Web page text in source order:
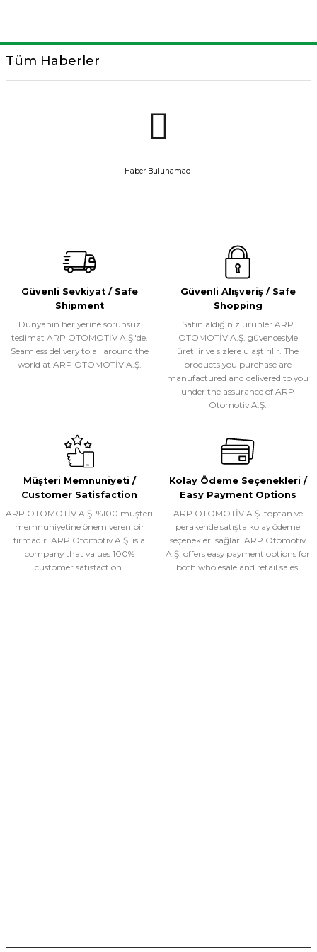
Tüm Haberler
Haber Bulunamadı
Güvenli Sevkiyat / Safe
Shipment
Dünyanın her yerine sorunsuz
teslimat ARP OTOMOTİV A.Ş.'de.
Seamless delivery to all around the
world at ARP OTOMOTİV A.Ş.
Güvenli Alışveriş / Safe
Shopping
Satın aldığınız ürünler ARP
OTOMOTİV A.Ş. güvencesiyle
üretilir ve sizlere ulaştırılır. The
products you purchase are
manufactured and delivered to you
under the assurance of ARP
Otomotiv A.Ş.
Müşteri Memnuniyeti /
Customer Satisfaction
ARP OTOMOTİV A.Ş. %100 müşteri
memnuniyetine önem veren bir
firmadır. ARP Otomotiv A.Ş. is a
company that values 100%
customer satisfaction.
Kolay Ödeme Seçenekleri /
Easy Payment Options
ARP OTOMOTİV A.Ş. toptan ve
perakende satışta kolay ödeme
seçenekleri sağlar. ARP Otomotiv
A.Ş. offers easy payment options for
both wholesale and retail sales.